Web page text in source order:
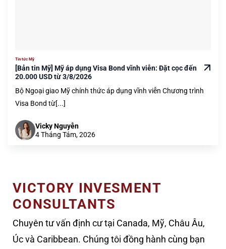
Tin tức Mỹ
[Bản tin Mỹ] Mỹ áp dụng Visa Bond vĩnh viễn: Đặt cọc đến
20.000 USD từ 3/8/2026
Bộ Ngoại giao Mỹ chính thức áp dụng vĩnh viễn Chương trình
Visa Bond từ[...]
Vicky Nguyễn
4 Tháng Tám, 2026
VICTORY INVESMENT
CONSULTANTS
Chuyên tư vấn định cư tại Canada, Mỹ, Châu Âu,
Úc và Caribbean. Chúng tôi đồng hành cùng bạn